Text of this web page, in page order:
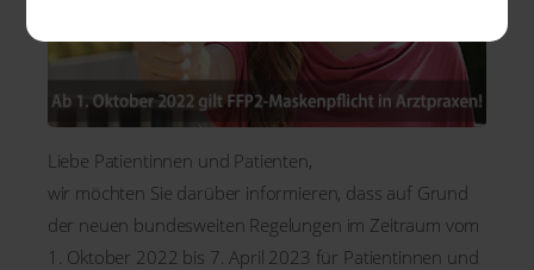
Liebe Patientinnen und Patienten,
wir möchten Sie darüber informieren, dass auf Grund
der neuen bundesweiten Regelungen im Zeitraum vom
1. Oktober 2022 bis 7. April 2023 für Patientinnen und